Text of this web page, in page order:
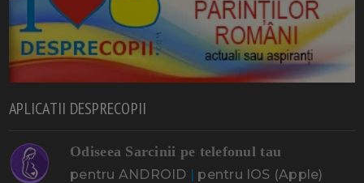
APLICATII DESPRECOPII
Odiseea Sarcinii pe telefonul tau
pentru ANDROID | pentru IOS (Apple)